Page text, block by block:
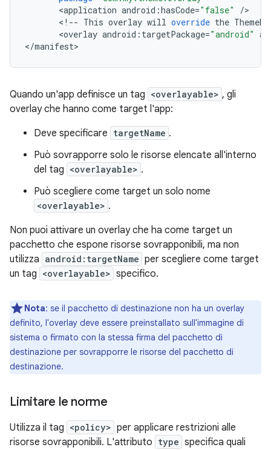
<application android :hasCode="false" /
< ! -- This overlay will override the
<overlay android : targetPackage="android"
</manifest
Quando un'app definisce un tag <overlayable> , gli
overlay che hanno come target l'app:
Deve specificare targetName .
Può sovrapporre solo le risorse elencate all'interno
del tag <overlayable> .
Può scegliere come target un solo nome
<overlayable> .
Non puoi attivare un overlay che ha come target un
pacchetto che espone risorse sovrapponibili, ma non
utilizza android:targetName per scegliere come target
un tag <overlayable> specifico.
Nota: se il pacchetto di destinazione non ha un overlay
definito, l'overlay deve essere preinstallato sull'immagine di
sistema o firmato con la stessa firma del pacchetto di
destinazione per sovrapporre le risorse del pacchetto di
destinazione.
Limitare le norme
Utilizza il tag <policy> per applicare restrizioni alle
risorse sovrapponibili. L'attributo type specifica quali